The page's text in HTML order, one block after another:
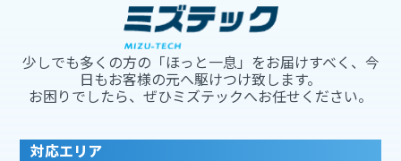
少しでも多くの方の「ほっと一息」をお届けすべく、今
日もお客様の元へ駆けつけ致します。
お困りでしたら、ぜひミズテックへお任せください。
対応エリア